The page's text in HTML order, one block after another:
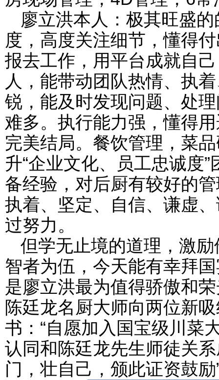
廖立洪本人：极其旺盛
度，高度关注细节，懂得
报去工作，用平台成就自
人，能带动团队热情、执
锐，能及时发现问题、处
难多。执行能力强，懂得
完美结局。餐饮管理，菜
升“企业文化、员工忠诚度
备经验，对后厨有较好的
执着、坚定、自信、谦虚
过努力。
但学无止境的道理，激
智者为伍，今天能有幸拜
是廖立洪最为值得骄傲和
陈廷龙名厨大师向两位新
书：“自愿加入国宝级川菜
认同和陈廷龙先生师徒关
门，壮自己，颁此证资鼓励